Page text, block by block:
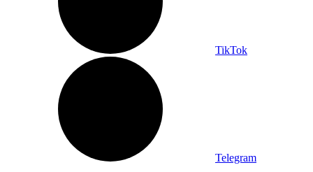
TikTok
Telegram